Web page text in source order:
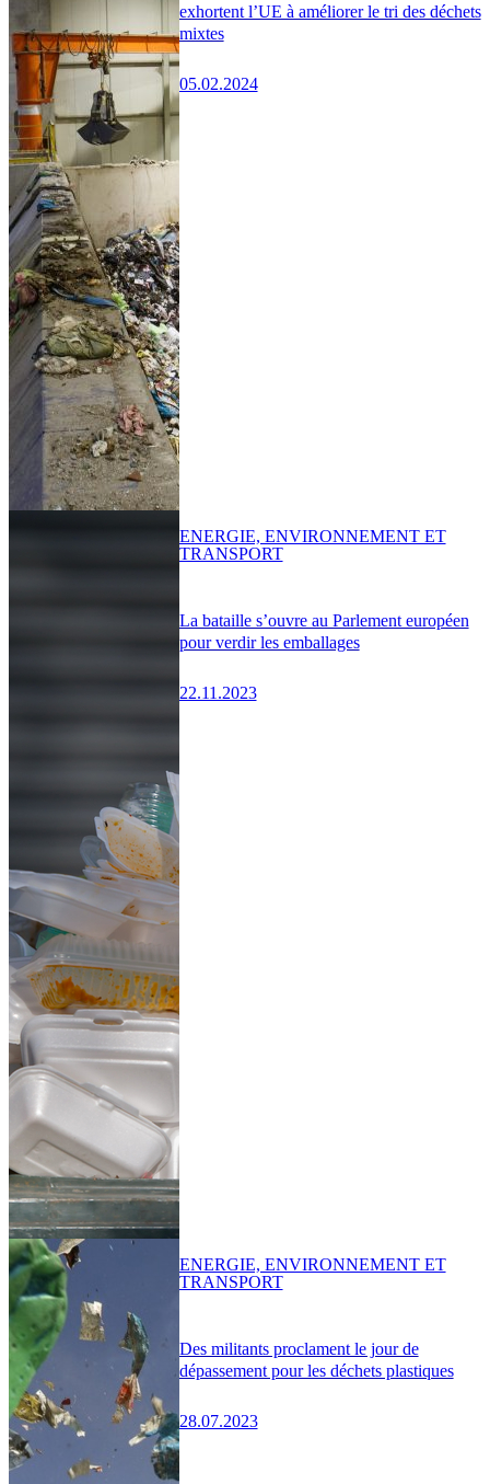
exhortent l’UE à améliorer le tri des déchets
mixtes
05.02.2024
La bataille s’ouvre au Parlement européen
pour verdir les emballages
22.11.2023
ENERGIE, ENVIRONNEMENT ET
TRANSPORT
Des militants proclament le jour de
dépassement pour les déchets plastiques
28.07.2023
ENERGIE, ENVIRONNEMENT ET
TRANSPORT